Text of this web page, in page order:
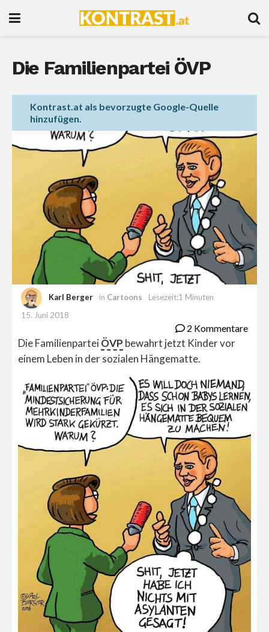
Die Familienpartei ÖVP
Kontrast.at als bevorzugte Google-Quelle
hinzufügen.
Karl Berger in Cartoons
Lesezeit:1 Minuten
15. Juni 2018
2 Kommentare
Die FamilienparteiÖVP bewahrt jetzt Kinder vor
einem Leben in der sozialen Hängematte.